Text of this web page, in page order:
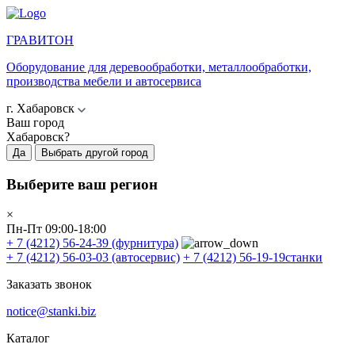
ГРАВИТОН
Оборудование для деревообработки, металлообработки,
производства мебели и автосервиса
г. Хабаровск
Ваш город
Хабаровск?
Да Выбрать другой город
Выберите ваш регион
×
Пн-Пт 09:00-18:00
+ 7 (4212) 56-24-39 (фурнитура)
+ 7 (4212) 56-03-03 (автосервис) + 7 (4212) 56-19-19станки
Заказать звонок
notice@stanki.biz
Каталог